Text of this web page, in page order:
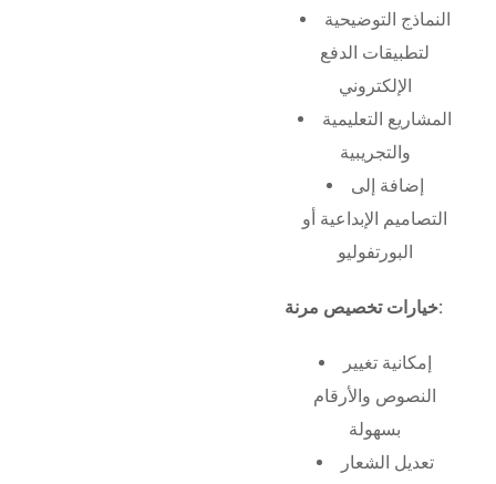
النماذج التوضيحية
لتطبيقات الدفع
الإلكتروني
المشاريع التعليمية
والتجريبية
إضافة إلى
التصاميم الإبداعية أو
البورتفوليو
خيارات تخصيص مرنة:
إمكانية تغيير
النصوص والأرقام
بسهولة
تعديل الشعار